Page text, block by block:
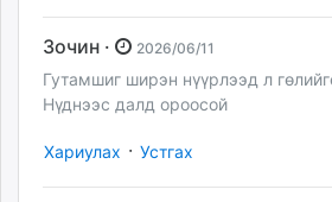
Зочин · 2026/06/11
Гутамшиг ширэн нүүрлээд л
Нүднээс далд ороосой
Хариулах · Устгах